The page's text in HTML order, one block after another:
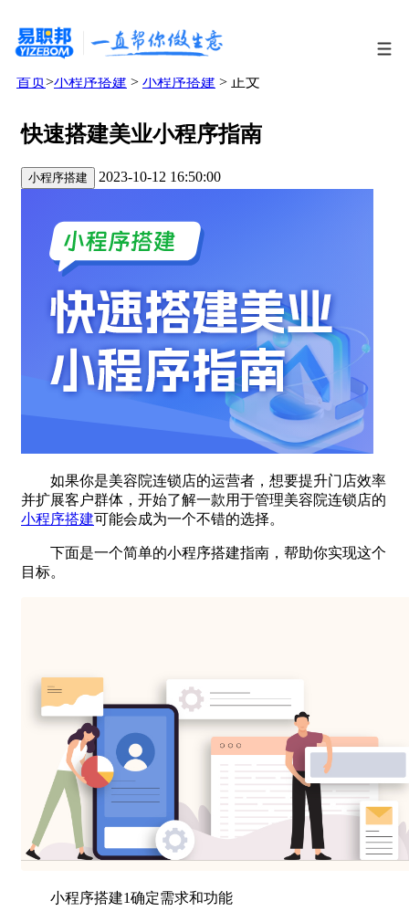
首页>小程序搭建 > 小程序搭建 > 正文
快速搭建美业小程序指南
小程序搭建 2023-10-12 16:50:00
如果你是美容院连锁店的运营者，想要提升门店效率
并扩展客户群体，开始了解一款用于管理美容院连锁店的
小程序搭建可能会成为一个不错的选择。
下面是一个简单的小程序搭建指南，帮助你实现这个
目标。
小程序搭建1确定需求和功能